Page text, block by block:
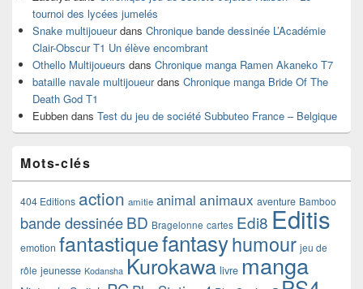
tournoi des lycées jumelés
Snake multijoueurdans Chronique bande dessinée L’Académie
Clair-Obscur T1 Un élève encombrant
Othello Multijoueurs dans Chronique manga Ramen Akaneko T7
bataille navale multijoueurdans Chronique manga Bride Of The
Death God T1
Eubben dans Test du jeu de société Subbuteo France – Belgique
Mots-clés
404 Editions action amitie animal animaux aventure Bamboo
bande dessinéeBD Bragelonne cartes Edi8 Editis
emotion fantastiquefantasyhumour jeu de
rôle jeunesse Kodansha Kurokawa livre manga